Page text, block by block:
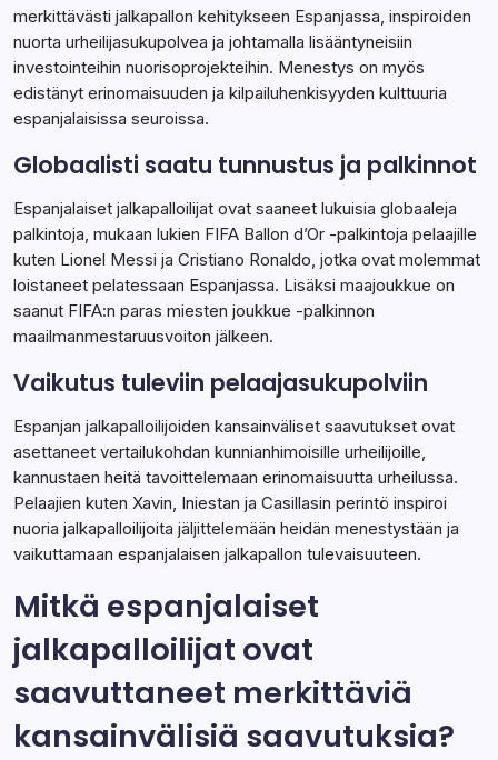
merkittävästi jalkapallon kehitykseen Espanjassa, inspiroiden
nuorta urheilijasukupolvea ja johtamalla lisääntyneisiin
investointeihin nuorisoprojekteihin. Menestys on myös
edistänyt erinomaisuuden ja kilpailuhenkisyyden kulttuuria
espanjalaisissa seuroissa.
Globaalisti saatu tunnustus ja palkinnot
Espanjalaiset jalkapalloilijat ovat saaneet lukuisia globaaleja
palkintoja, mukaan lukien FIFA Ballon d’Or -palkintoja pelaajille
kuten Lionel Messi ja Cristiano Ronaldo, jotka ovat molemmat
loistaneet pelatessaan Espanjassa. Lisäksi maajoukkue on
saanut FIFA:n paras miesten joukkue -palkinnon
maailmanmestaruusvoiton jälkeen.
Vaikutus tuleviin pelaajasukupolviin
Espanjan jalkapalloilijoiden kansainväliset saavutukset ovat
asettaneet vertailukohdan kunnianhimoisille urheilijoille,
kannustaen heitä tavoittelemaan erinomaisuutta urheilussa.
Pelaajien kuten Xavin, Iniestan ja Casillasin perintö inspiroi
nuoria jalkapalloilijoita jäljittelemään heidän menestystään ja
vaikuttamaan espanjalaisen jalkapallon tulevaisuuteen.
Mitkä espanjalaiset
jalkapalloilijat ovat
saavuttaneet merkittäviä
kansainvälisiä saavutuksia?